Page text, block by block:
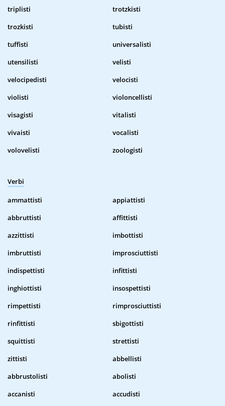
triplisti
trotzkisti
trozkisti
tubisti
tuffisti
universalisti
utensilisti
velisti
velocipedisti
velocisti
violisti
violoncellisti
visagisti
vitalisti
vivaisti
vocalisti
volovelisti
zoologisti
Verbi
ammattisti
appiattisti
abbruttisti
affittisti
azzittisti
imbottisti
imbruttisti
improsciuttisti
indispettisti
infittisti
inghiottisti
insospettisti
rimpettisti
rimprosciuttisti
rinfittisti
sbigottisti
squittisti
strettisti
zittisti
abbellisti
abbrustolisti
abolisti
accanisti
accudisti